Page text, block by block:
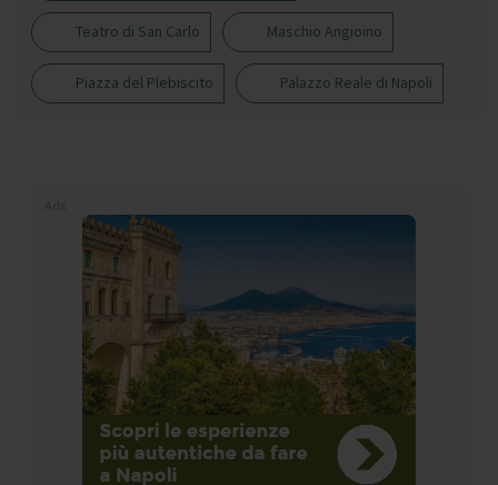
Teatro di San Carlo Maschio Angioino
Piazza del Plebiscito Palazzo Reale di Napoli